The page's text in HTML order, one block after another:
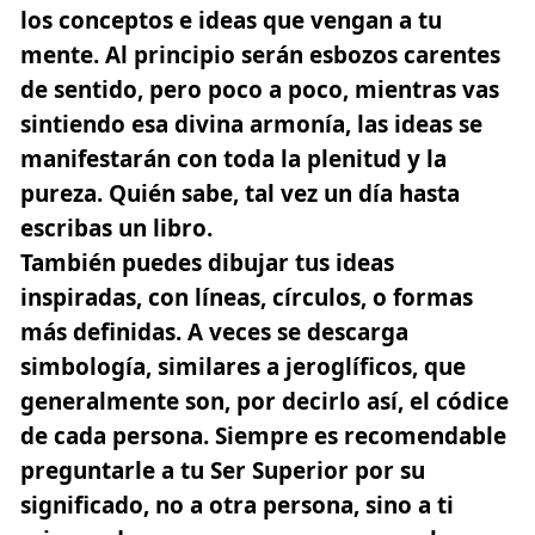
los conceptos e ideas que vengan a tu
mente. Al principio serán esbozos carentes
de sentido, pero poco a poco, mientras vas
sintiendo esa divina armonía, las ideas se
manifestarán con toda la plenitud y la
pureza. Quién sabe, tal vez un día hasta
escribas un libro.
También puedes dibujar tus ideas
inspiradas, con líneas, círculos, o formas
más definidas. A veces se descarga
simbología, similares a jeroglíficos, que
generalmente son, por decirlo así, el códice
de cada persona. Siempre es recomendable
preguntarle a tu Ser Superior por su
significado, no a otra persona, sino a ti